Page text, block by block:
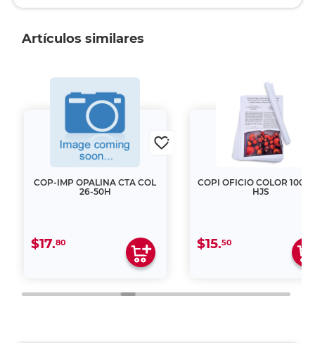
Artículos similares
COP-IMP OPALINA CTA COL
26-50H
$17.80
COPI OFICIO COLOR 100-
HJS
$15.50